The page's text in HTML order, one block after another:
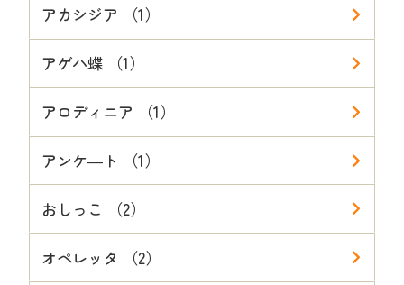
アカシジア （1）
アゲハ蝶 （1）
アロディニア （1）
アンケ―ト （1）
おしっこ （2）
オペレッタ （2）